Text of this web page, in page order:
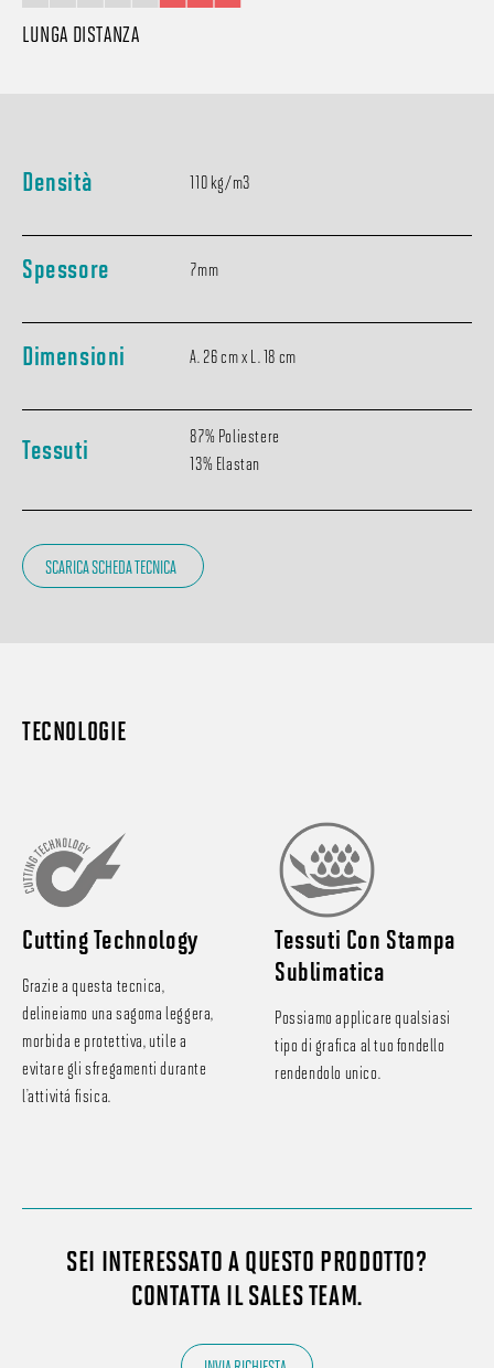
LUNGA DISTANZA
Densità 110 kg/m3
Spessore 7mm
Dimensioni A. 26 cm x L. 18 cm
Tessuti
87% Poliestere
13% Elastan
SCARICA SCHEDA TECNICA
TECNOLOGIE
Cutting Technology
Grazie a questa tecnica,
delineiamo una sagoma leggera,
morbida e protettiva, utile a
evitare gli sfregamenti durante
l’attività fisica.
Tessuti Con Stampa
Sublimatica
Possiamo applicare qualsiasi
tipo di grafica al tuo fondello
rendendolo unico.
SEI INTERESSATO A QUESTO PRODOTTO?
CONTATTA IL SALES TEAM.